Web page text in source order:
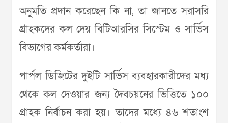
অনুমতি প্রদান করেছেন কি না, তা জানতে সরাসরি
গ্রাহকদের কল দেয় বিটিআরসির সিস্টেম ও সার্ভিস
বিভাগের কর্মকর্তারা।
পার্পল ডিজিটের দুইটি সার্ভিস ব্যবহারকারীদের মধ্য
থেকে কল দেওয়ার জন্য দৈবচয়নের ভিত্তিতে ১০০
গ্রাহক নির্বাচন করা হয়। তাদের মধ্যে ৪৬ শতাংশ